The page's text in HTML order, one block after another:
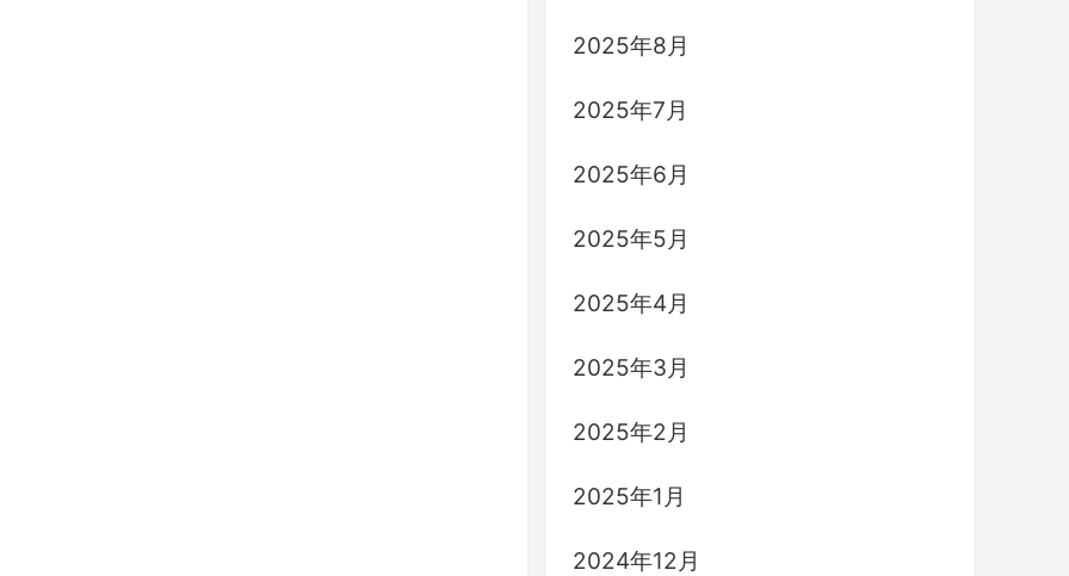
2025年8月
2025年7月
2025年6月
2025年5月
2025年4月
2025年3月
2025年2月
2025年1月
2024年12月